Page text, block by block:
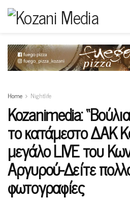
Home Nightlife
Kozanimedia:
το κατάμεστο ΔΑΚ
μεγάλο LIVE του
Αργυρού-Δείτε
φωτογραφίες